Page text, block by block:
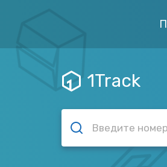
1Track